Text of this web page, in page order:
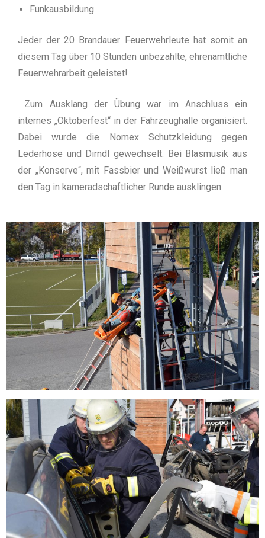
Funkausbildung
Jeder der 20 Brandauer Feuerwehrleute hat somit an
diesem Tag über 10 Stunden unbezahlte, ehrenamtliche
Feuerwehrarbeit geleistet!
Zum Ausklang der Übung war im Anschluss ein
internes „Oktoberfest“ in der Fahrzeughalle organisiert.
Dabei wurde die Nomex Schutzkleidung gegen
Lederhose und Dirndl gewechselt. Bei Blasmusik aus
der „Konserve“, mit Fassbier und Weißwurst ließ man
den Tag in kameradschaftlicher Runde ausklingen.